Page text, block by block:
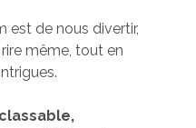
est de nous divertir,
même, tout en